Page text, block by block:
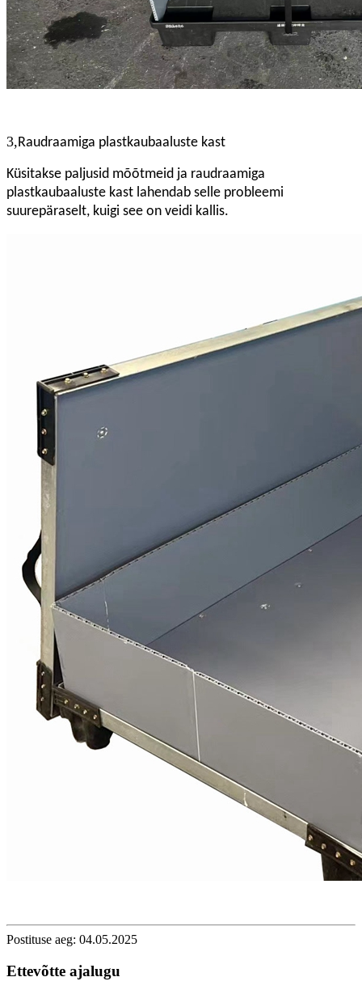
3,Raudraamiga plastkaubaaluste kast
Küsitakse paljusid mõõtmeid ja raudraamiga
plastkaubaaluste kast lahendab selle probleemi
suurepäraselt, kuigi see on veidi kallis.
Postituse aeg: 04.05.2025
Ettevõtte ajalugu